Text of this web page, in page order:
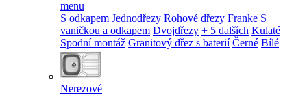
menu
S odkapem Jednodřezy Rohové dřezy Franke S
vaničkou a odkapem Dvojdřezy + 5 dalších Kulaté
Spodní montáž Granitový dřez s baterií Černé Bílé
Nerezové